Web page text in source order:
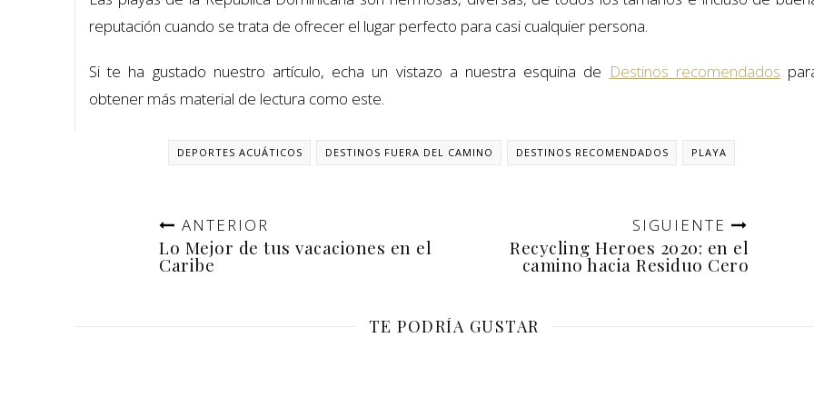
reputación cuando se trata de ofrecer el lugar perfecto para casi cualquier persona.
Si te ha gustado nuestro artículo, echa un vistazo a nuestra esquina de Destinos recomendados
obtener más material de lectura como este.
DEPORTES ACUÁTICOS DESTINOS FUERA DEL CAMINO DESTINOS RECOMENDADOS PLAYA
ANTERIOR
Lo Mejor de tus vacaciones en el
Caribe
SIGUIENTE
Recycling Heroes 2020: en el
camino hacia Residuo Cero
TE PODRÍA GUSTAR